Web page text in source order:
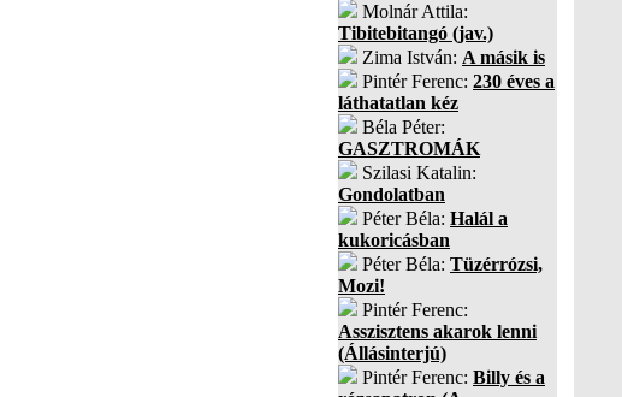
Molnár Attila:
Tibitebitangó (jav.)
Zima István: A másik is
Pintér Ferenc: 230 éves a
láthatatlan kéz
Béla Péter:
GASZTROMÁK
Szilasi Katalin:
Gondolatban
Péter Béla: Halál a
kukoricásban
Péter Béla: Tüzérrózsi,
Mozi!
Pintér Ferenc:
Asszisztens akarok lenni
(Állásinterjú)
Pintér Ferenc: Billy és a